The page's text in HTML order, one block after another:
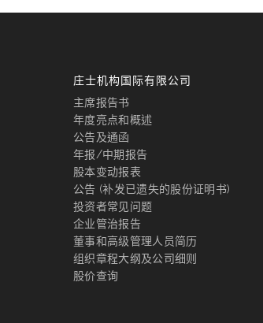
庄士机构国际有限公司
主席报告书
年度亮点和概述
公告及通函
年报/中期报告
股本变动报表
公告 (补发已遗失的股份证明书)
投资者常见问题
企业管治报告
董事和高级管理人员简历
组织章程大纲及公司细则
股价查询